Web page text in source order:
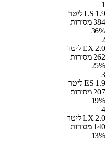
1
LS 1.9 ליטר
384 מסירות
36%
2
EX 2.0 ליטר
262 מסירות
25%
3
ES 1.9 ליטר
207 מסירות
19%
4
LX 2.0 ליטר
140 מסירות
13%